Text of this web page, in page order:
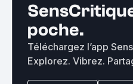
poche.
Téléchargez l’app
Explorez. Vibrez.